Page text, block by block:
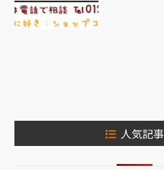
人気記事